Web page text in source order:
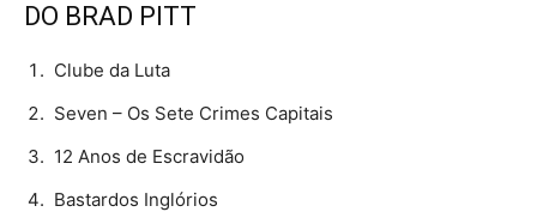
DO BRAD PITT
Clube da Luta
Seven – Os Sete Crimes Capitais
12 Anos de Escravidão
Bastardos Inglórios